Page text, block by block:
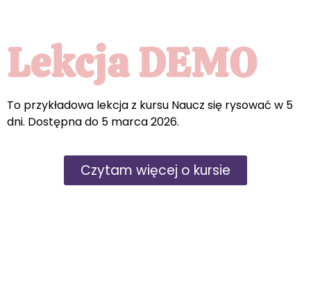
Lekcja DEMO
To przykładowa lekcja z kursu Naucz się rysować w 5
dni. Dostępna do 5 marca 2026.
Czytam więcej o kursie